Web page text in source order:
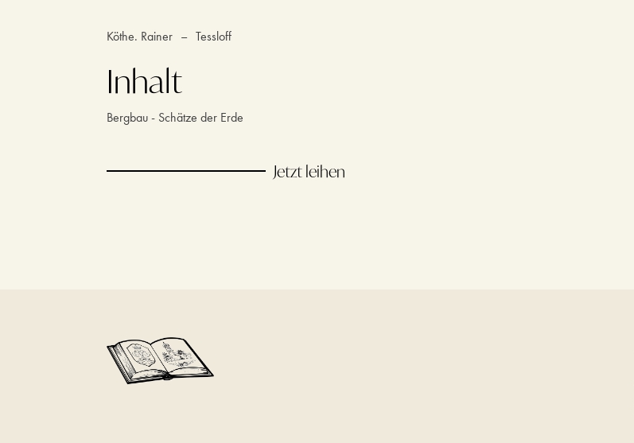
Köthe. Rainer – Tessloff
Inhalt
Bergbau - Schätze der Erde
Jetzt leihen